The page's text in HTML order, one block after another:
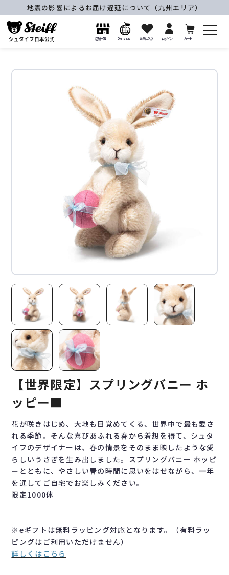
地震の影響によるお届け遅延について（九州エリア）
シュタイフ日本公式 店舗一覧 Overseas お気に入り ログイン カート
【世界限定】スプリングバニー ホ
ッピー■
花が咲きはじめ、大地も目覚めてくる、世界中で最も愛さ
れる季節。そんな喜びあふれる春から着想を得て、シュタ
イフのデザイナーは、春の情景をそのまま映したような愛
らしいうさぎを生み出しました。スプリングバニー ホッピ
ーとともに、やさしい春の時間に思いをはせながら、一年
を通してご自宅でお楽しみください。
限定1000体
※eギフトは無料ラッピング対応となります。（有料ラッ
ピングはご利用いただけません）
詳しくはこちら